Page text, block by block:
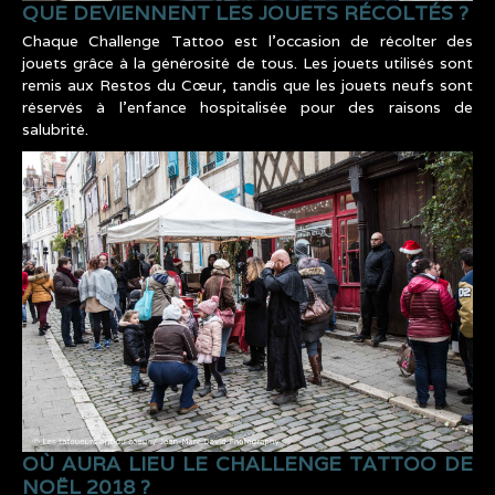
QUE DEVIENNENT LES JOUETS RÉCOLTÉS ?
Chaque Challenge Tattoo est l’occasion de récolter des
jouets grâce à la générosité de tous. Les jouets utilisés sont
remis aux Restos du Cœur, tandis que les jouets neufs sont
réservés à l’enfance hospitalisée pour des raisons de
salubrité.
OÙ AURA LIEU LE CHALLENGE TATTOO DE
NOËL 2018 ?